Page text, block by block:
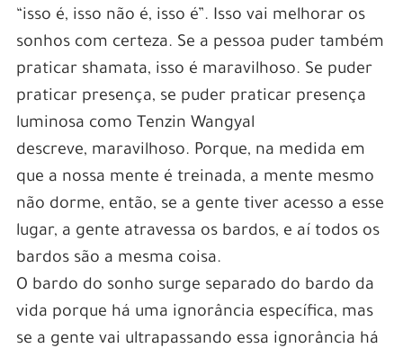
“isso é, isso não é, isso é”. Isso vai melhorar os
sonhos com certeza. Se a pessoa puder também
praticar shamata, isso é maravilhoso. Se puder
praticar presença, se puder praticar presença
luminosa como Tenzin Wangyal
descreve, maravilhoso. Porque, na medida em
que a nossa mente é treinada, a mente mesmo
não dorme, então, se a gente tiver acesso a esse
lugar, a gente atravessa os bardos, e aí todos os
bardos são a mesma coisa.
O bardo do sonho surge separado do bardo da
vida porque há uma ignorância específica, mas
se a gente vai ultrapassando essa ignorância há